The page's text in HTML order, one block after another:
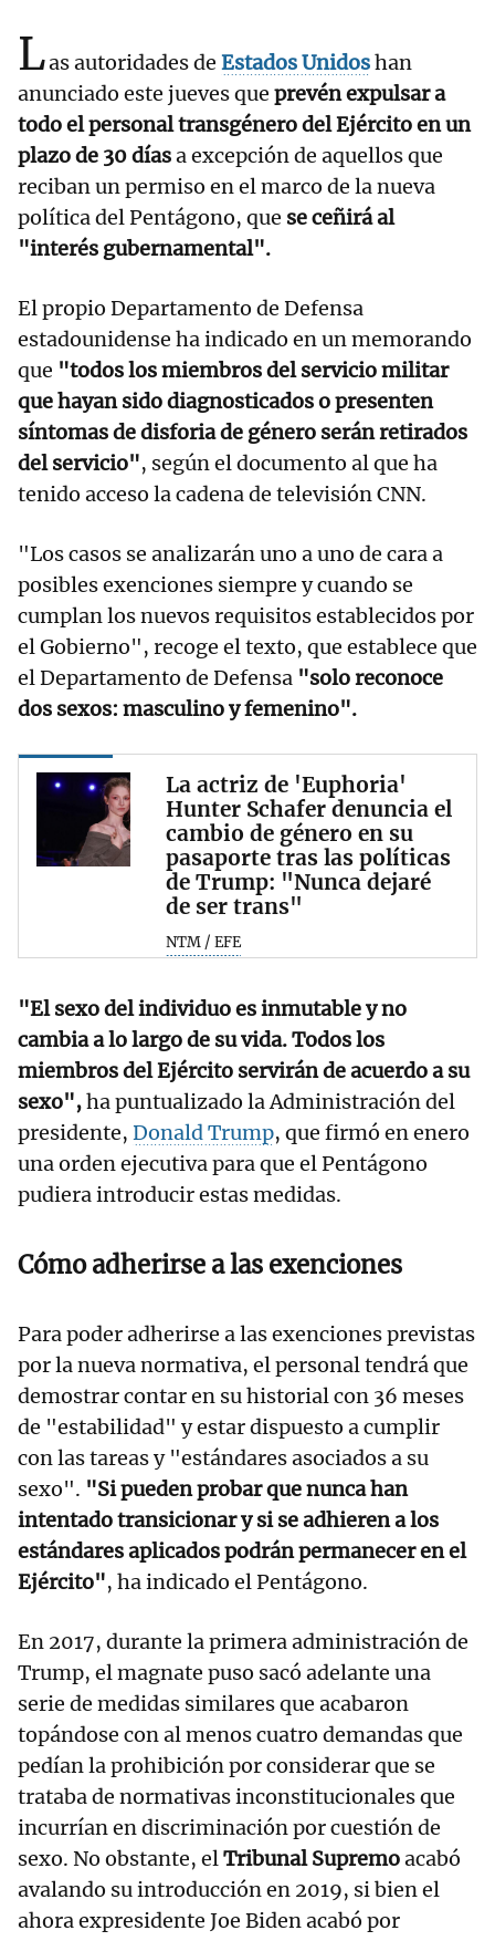
Las autoridades de Estados Unidoshan
anunciado este jueves que prevén expulsar a
todo el personal transgénero del Ejército en un
plazo de 30 díasa excepción de aquellos que
reciban un permiso en el marco de la nueva
política del Pentágono, que se ceñirá al
"interés gubernamental".
El propio Departamento de Defensa
estadounidense ha indicado en un memorando
que "todos los miembros del servicio militar
que hayan sido diagnosticados o presenten
síntomas de disforia de género serán retirados
del servicio", según el documento al que ha
tenido acceso la cadena de televisión CNN.
"Los casos se analizarán uno a uno de cara a
posibles exenciones siempre y cuando se
cumplan los nuevos requisitos establecidos por
el Gobierno", recoge el texto, que establece que
el Departamento de Defensa "solo reconoce
dos sexos: masculino y femenino".
La actriz de 'Euphoria'
Hunter Schafer denuncia el
cambio de género en su
pasaporte tras las políticas
de Trump: "Nunca dejaré
de ser trans"
NTM / EFE
"El sexo del individuo es inmutable y no
cambia a lo largo de su vida. Todos los
miembros del Ejército servirán de acuerdo a su
sexo",ha puntualizado la Administración del
presidente, Donald Trump, que firmó en enero
una orden ejecutiva para que el Pentágono
pudiera introducir estas medidas.
Cómo adherirse a las exenciones
Para poder adherirse a las exenciones previstas
por la nueva normativa, el personal tendrá que
demostrar contar en su historial con 36 meses
de "estabilidad" y estar dispuesto a cumplir
con las tareas y "estándares asociados a su
sexo". "Si pueden probar que nunca han
intentado transicionar y si se adhieren a los
estándares aplicados podrán permanecer en el
Ejército", ha indicado el Pentágono.
En 2017, durante la primera administración de
Trump, el magnate puso sacó adelante una
serie de medidas similares que acabaron
topándose con al menos cuatro demandas que
pedían la prohibición por considerar que se
trataba de normativas inconstitucionales que
incurrían en discriminación por cuestión de
sexo. No obstante, elTribunal Supremoacabó
avalando su introducción en 2019, si bien el
ahora expresidente Joe Biden acabó por